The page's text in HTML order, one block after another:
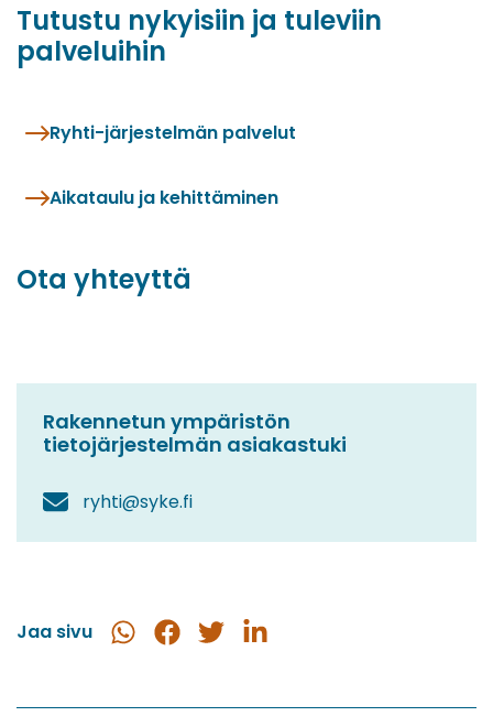
Tutustu nykyisiin ja tuleviin
palveluihin
Ryhti-järjestelmän palvelut
Aikataulu ja kehittäminen
Ota yhteyttä
Rakennetun ympäristön
tietojärjestelmän asiakastuki
ryhti@syke.fi
Jaa sivu
Jaa
Jaa
Jaa
Jaa